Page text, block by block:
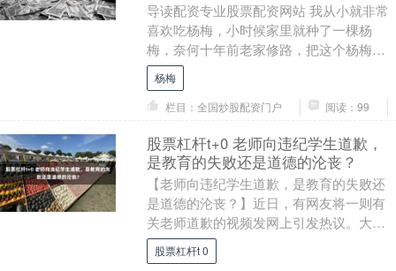
导读配资专业股票配资网站 我从小就非常
喜欢吃杨梅，小时候家里就种了一棵杨
梅，奈何十年前老家修路，把这个杨梅给
砍掉了，从此之后我就只能去水果店买杨
梅吃了。 如今正....
杨梅
栏目：全国炒股配资门户
阅读：99
股票杠杆t+0 老师向违纪学生道歉，
是教育的失败还是道德的沦丧？
【老师向违纪学生道歉，是教育的失败还
是道德的沦丧？】近日，有网友将一则有
关老师道歉的视频发网上引发热议。大学
课堂上股票杠杆t+0，一学生上课睡觉，老
师制止其睡觉....
股票杠杆t 0